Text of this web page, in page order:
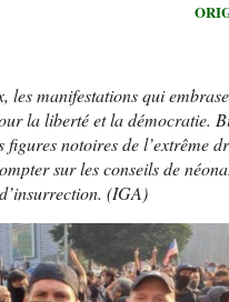
les manifestations qui
la liberté et la démocratie.
notoires de l’extrême
sur les conseils de
(IGA)